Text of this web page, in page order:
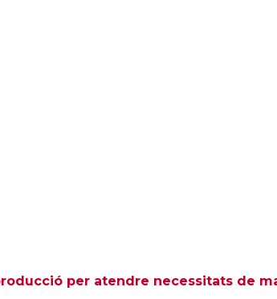
per atendre necessitats de